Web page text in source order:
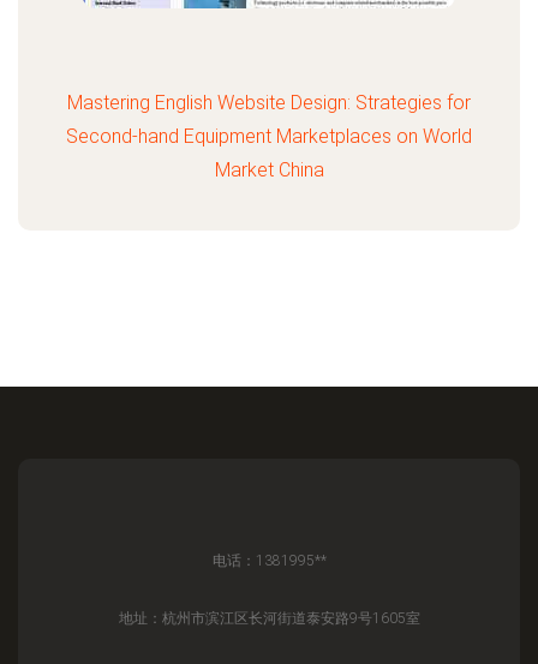
Mastering English Website Design: Strategies for
Second-hand Equipment Marketplaces on World
Market China
电话：1381995**
地址：杭州市滨江区长河街道泰安路9号1605室